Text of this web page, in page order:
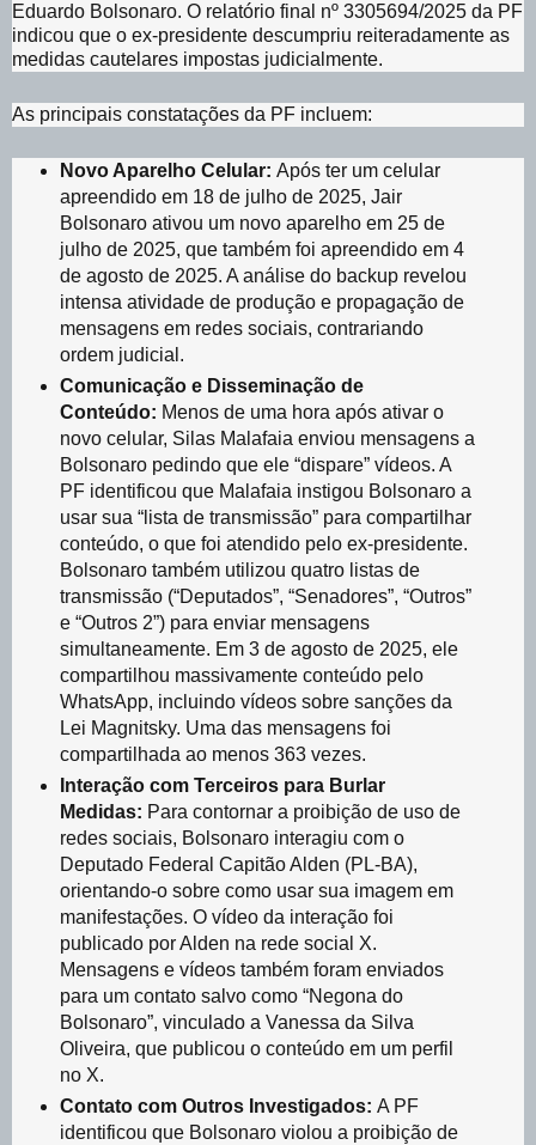
Eduardo Bolsonaro. O relatório final nº 3305694/2025 da PF
indicou que o ex-presidente descumpriu reiteradamente as
medidas cautelares impostas judicialmente.
As principais constatações da PF incluem:
Novo Aparelho Celular: Após ter um celular
apreendido em 18 de julho de 2025, Jair
Bolsonaro ativou um novo aparelho em 25 de
julho de 2025, que também foi apreendido em 4
de agosto de 2025. A análise do backup revelou
intensa atividade de produção e propagação de
mensagens em redes sociais, contrariando
ordem judicial.
Comunicação e Disseminação de
Conteúdo: Menos de uma hora após ativar o
novo celular, Silas Malafaia enviou mensagens a
Bolsonaro pedindo que ele “dispare” vídeos. A
PF identificou que Malafaia instigou Bolsonaro a
usar sua “lista de transmissão” para compartilhar
conteúdo, o que foi atendido pelo ex-presidente.
Bolsonaro também utilizou quatro listas de
transmissão (“Deputados”, “Senadores”, “Outros”
e “Outros 2”) para enviar mensagens
simultaneamente. Em 3 de agosto de 2025, ele
compartilhou massivamente conteúdo pelo
WhatsApp, incluindo vídeos sobre sanções da
Lei Magnitsky. Uma das mensagens foi
compartilhada ao menos 363 vezes.
Interação com Terceiros para Burlar
Medidas: Para contornar a proibição de uso de
redes sociais, Bolsonaro interagiu com o
Deputado Federal Capitão Alden (PL-BA),
orientando-o sobre como usar sua imagem em
manifestações. O vídeo da interação foi
publicado por Alden na rede social X.
Mensagens e vídeos também foram enviados
para um contato salvo como “Negona do
Bolsonaro”, vinculado a Vanessa da Silva
Oliveira, que publicou o conteúdo em um perfil
no X.
Contato com Outros Investigados: A PF
identificou que Bolsonaro violou a proibição de